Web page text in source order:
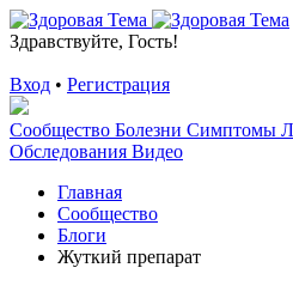
Здравствуйте, Гость!
Вход • Регистрация
Сообщество Болезни Симптомы
Обследования Видео
Главная
Сообщество
Блоги
Жуткий препарат